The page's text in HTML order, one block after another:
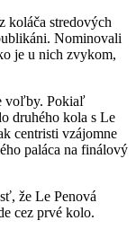
koláča stredových
Nominovali
je u nich zvykom,
voľby. Pokiaľ
druhého kola s Le
centristi vzájomne
paláca na finálový
že Le Penová
cez prvé kolo.